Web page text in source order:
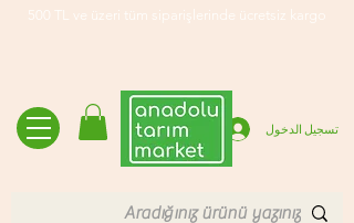
500 TL ve üzeri tüm siparişlerinde ücretsiz kargo
تسجيل الدخول